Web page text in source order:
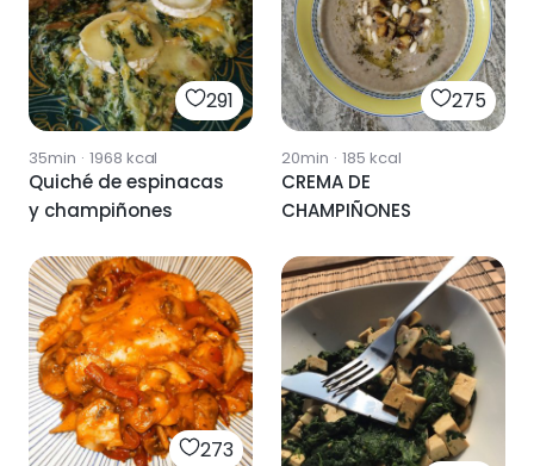
291
35min · 1968 kcal
Quiché de espinacas
y champiñones
275
20min · 185 kcal
CREMA DE
CHAMPIÑONES
273